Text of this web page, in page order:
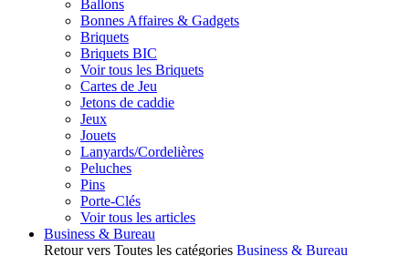
Ballons
Bonnes Affaires & Gadgets
Briquets
Briquets BIC
Voir tous les Briquets
Cartes de Jeu
Jetons de caddie
Jeux
Jouets
Lanyards/Cordelières
Peluches
Pins
Porte-Clés
Voir tous les articles
Business & Bureau
Retour vers Toutes les catégories Business & Bureau